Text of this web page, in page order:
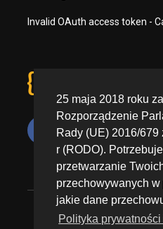
25 maja 2018 roku
Rozporządzenie
Rady (UE) 2016/
r (RODO).
przetwarzanie
przechowywanych
jakie dane
Polityka
Invalid OAuth access token -
Polityka prywatności
Zgłoś nadużycie danych